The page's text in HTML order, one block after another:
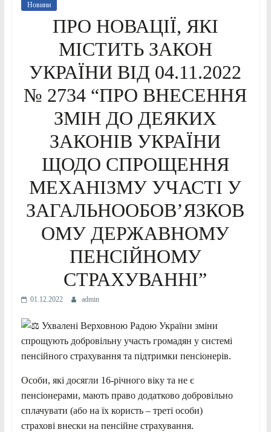
Новини
ПРО НОВАЦІЇ, ЯКІ
МІСТИТЬ ЗАКОН
УКРАЇНИ ВІД 04.11.2022
№ 2734 “ПРО ВНЕСЕННЯ
ЗМІН ДО ДЕЯКИХ
ЗАКОНІВ УКРАЇНИ
ЩОДО СПРОЩЕННЯ
МЕХАНІЗМУ УЧАСТІ У
ЗАГАЛЬНООБОВ’ЯЗКОВ
ОМУ ДЕРЖАВНОМУ
ПЕНСІЙНОМУ
СТРАХУВАННІ”
01.12.2022 admin
Ухвалені Верховною Радою України зміни
спрощують добровільну участь громадян у системі
пенсійного страхування та підтримки пенсіонерів.
Особи, які досягли 16-річного віку та не є
пенсіонерами, мають право додатково добровільно
сплачувати (або на їх користь – треті особи)
страхові внески на пенсійне страхування.